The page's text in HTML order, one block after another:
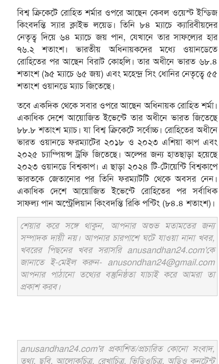
বিশ্ব ক্রিকেটে রোহিত শর্মার ওপরে আছেন কেবল ওয়েস্ট ইন্ডিজ
কিংবদন্তি স্যার ক্লাইভ লয়েড। তিনি ৮৪ ম্যাচে ক্যারিবীয়দের
নেতৃত্ব দিয়ে ৬৪ ম্যাচে জয় পান, যেখানে তার সাফল্যের হার
৭৬.২ শতাংশ। ভারতীয় অধিনায়কদের মধ্যে ওয়ানডেতে
রোহিতের পর আছেন বিরাট কোহলি। তার অধীনে ভারত ৬৮.৪
শতাংশ (৯৫ ম্যাচে ৬৫ জয়) এবং মহেন্দ্র সিং ধোনির নেতৃত্বে ৫৫
শতাংশ ওয়ানডে ম্যাচ জিতেছে।
তবে একদিক থেকে সবার ওপরে আছেন অধিনায়ক রোহিত শর্মা।
একাধিক দেশে আয়োজিত ইভেন্টে তার অধীনে ভারত জিতেছে
৮৮.৮ শতাংশ ম্যাচ। যা বিশ্ব ক্রিকেটে সর্বোচ্চ। রোহিতের অধীনে
ভারত ওয়ানডে ফরম্যাটের ২০১৮ ও ২০২৩ এশিয়া কাপ এবং
২০২৫ চ্যাম্পিয়ন্স ট্রফি জিতেছে। অল্পের জন্য হাতছাড়া হয়েছে
২০২৩ ওয়ানডে বিশ্বকাপ। এ ছাড়া ২০২৪ টি-টোয়েন্টি বিশ্বকাপে
ভারতকে জেতানোর পর তিনি ফরম্যাটটি থেকে অবসর নেন।
একাধিক দেশে আয়োজিত ইভেন্টে রোহিতের পর সর্বাধিক
সাফল্য পান অস্ট্রেলিয়ান কিংবদন্তি রিকি পন্টিং (৮৪.৪ শতাংশ)।
শেয়ার করে সঙ্গে থাকুন, আপনার অশুভ মতামতের জন্য
সম্পাদক দায়ী নয়। আপনার চারপাশে ঘটে যাওয়া নানা খবর,
খবরের পিছনের খবর সরাসরি anusandhan24.com'কে
জানাতে ই-মেইল করুন- anusondhan24@gmail.com
আপনার পাঠানো তথ্যের বস্তুনিষ্ঠতা যাচাই করে আমরা তা
প্রকাশ করব।
anusandhan24.com'র প্রকাশিত/প্রচারিত কোনো সংবাদ,
তথ্য, ছবি, আলোকচিত্র, রেখাচিত্র, ভিডিওচিত্র, অডিও কনটেন্ট